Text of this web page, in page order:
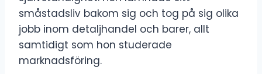
småstadsliv bakom sig och tog på sig olika
jobb inom detaljhandel och barer, allt
samtidigt som hon studerade
marknadsföring.